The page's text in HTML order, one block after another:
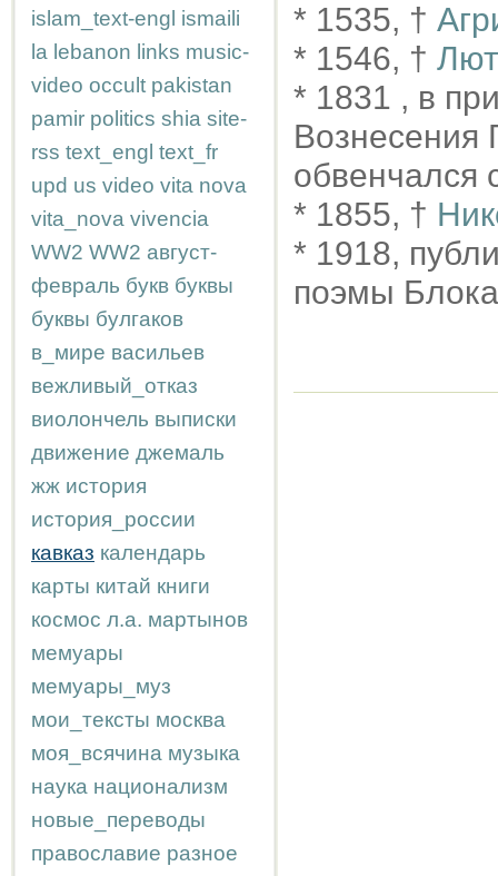
islam_text-engl ismaili
la lebanon links music-
video occult pakistan
pamir politics shia site-
rss text_engl text_fr
upd us video vita nova
vita_nova vivencia
WW2 WW2 август-
февраль букв буквы
буквы булгаков
в_мире васильев
вежливый_отказ
виолончель выписки
движение джемаль
жж история
история_россии
кавказ календарь
карты китай книги
космос л.а. мартынов
мемуары
мемуары_муз
мои_тексты москва
моя_всячина музыка
наука национализм
новые_переводы
православие разное
* 1535, †
* 1546, †
* 1831 , в
Вознесения
обвенчался
* 1855, †
* 1918,
поэмы